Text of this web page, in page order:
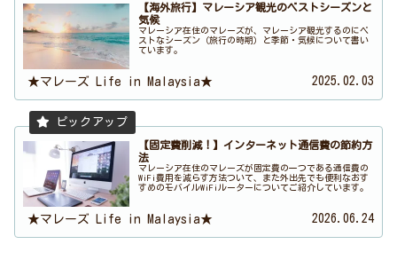
【海外旅行】マレーシア観光のベストシーズンと
気候
マレーシア在住のマレーズが、マレーシア観光するのにベ
ストなシーズン（旅行の時期）と季節・気候について書い
ています。
★マレーズ Life in Malaysia★ 2025.02.03
【固定費削減！】インターネット通信費の節約方
法
マレーシア在住のマレーズが固定費の一つである通信費の
WiFi費用を減らす方法ついて、また外出先でも便利なおす
すめのモバイルWiFiルーターについてご紹介しています。
★マレーズ Life in Malaysia★ 2026.06.24